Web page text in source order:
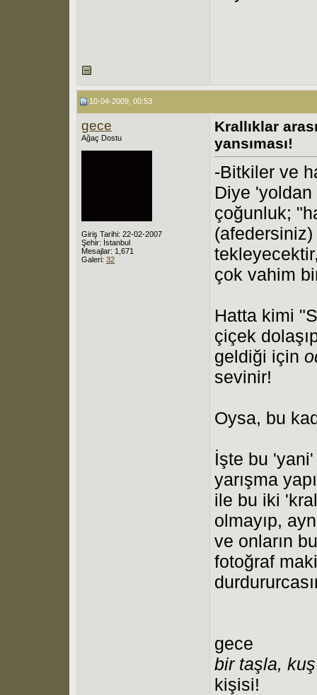
10-04-2009, 00:53
gece
Ağaç Dostu
Giriş Tarihi: 22-02-2007
Şehir: İstanbul
Mesajlar: 1,671
Galeri: 32
Krallıklar
yansıması!
-Bitkiler ve
Diye
çoğunluk;
çok vahim
Hatta kimi
çiçek
geldiği için
sevinir!
Oysa, bu
İşte bu
yarışma
ile bu iki
olmayıp,
ve onların
fotoğraf
gece
bir taşla,
kişisi!